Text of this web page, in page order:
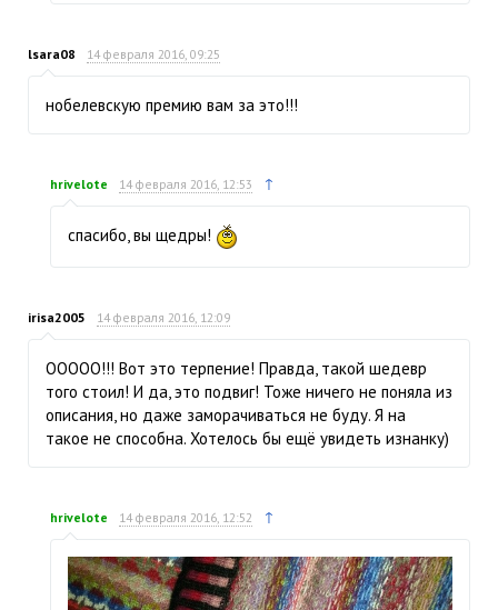
lsara08 14 февраля 2016, 09:25
нобелевскую премию вам за это!!!
hrivelote 14 февраля 2016, 12:53 ↑
спасибо, вы щедры!
irisa2005 14 февраля 2016, 12:09
ООООО!!! Вот это терпение! Правда, такой шедевр
того стоил! И да, это подвиг! Тоже ничего не поняла из
описания, но даже заморачиваться не буду. Я на
такое не способна. Хотелось бы ещё увидеть изнанку)
hrivelote 14 февраля 2016, 12:52 ↑